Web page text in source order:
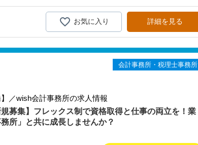
深めています。
や
するコツ＞を教えてくれますよ！
す。
ートします！
す！
所です。
塾講師などをはじめとする
きという方大歓迎です！
す方を応援します！
することも可能です。
詳細を見る
お気に入り
会計事務所・税理士事務所
／wish会計事務所の求人情報
募集】フレックス制で資格取得と仕事の両立を！業
所」と共に成長しませんか？